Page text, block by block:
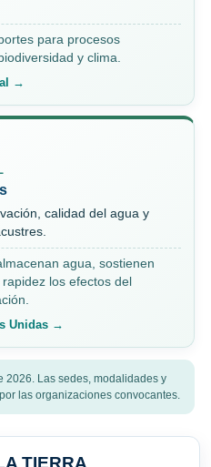
para procesos
y clima.
→
calidad del agua y
agua, sostienen
los efectos del
Unidas →
2026. Las sedes, modalidades y
las organizaciones convocantes.